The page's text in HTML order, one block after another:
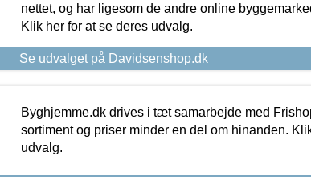
nettet, og har ligesom de andre online
Klik her for at se deres udvalg.
Se udvalget på Davidsenshop.dk
Byghjemme.dk drives i tæt samarbejde med
sortiment og priser minder en del om hinanden.
udvalg.